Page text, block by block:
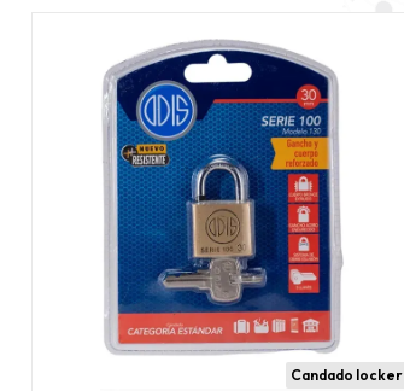
Candado locker